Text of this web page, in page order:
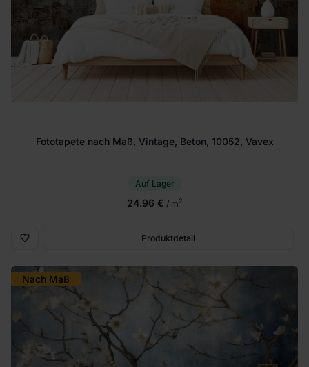
Fototapete nach Maß, Vintage, Beton, 10052, Vavex
Auf Lager
24.96 € / m2
Produktdetail
Nach Maß